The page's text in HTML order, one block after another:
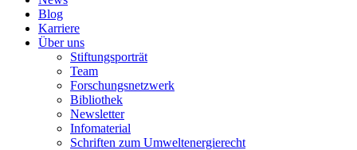
Blog
Karriere
Über uns
Stiftungsporträt
Team
Forschungsnetzwerk
Bibliothek
Newsletter
Infomaterial
Schriften zum Umweltenergierecht